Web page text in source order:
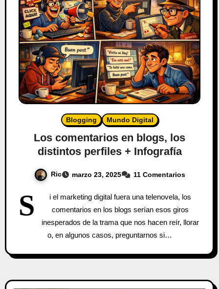
Blogging Mundo Digital
Los comentarios en blogs, los
distintos perfiles + Infografía
Ric marzo 23, 2025 11 Comentarios
S
i el marketing digital fuera una telenovela, los
comentarios en los blogs serían esos giros
inesperados de la trama que nos hacen reír, llorar
o, en algunos casos, preguntarnos si…